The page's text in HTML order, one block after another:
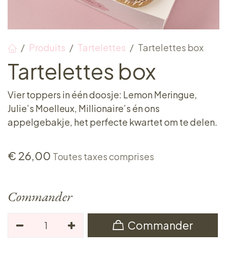
Produits Tartelettes Tartelettes box
Tartelettes box
Vier toppers in één doosje: Lemon Meringue,
Julie’s Moelleux, Millionaire’s én ons
appelgebakje, het perfecte kwartet om te delen.
€ 26,00 Toutes taxes comprises
Commander
Commander